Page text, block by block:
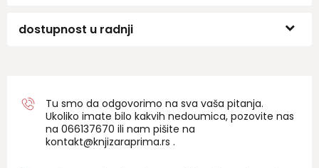
dostupnost u radnji
Tu smo da odgovorimo na sva vaša pitanja.
Ukoliko imate bilo kakvih nedoumica, pozovite nas
na 066137670 ili nam pišite na
kontakt@knjizaraprima.rs .